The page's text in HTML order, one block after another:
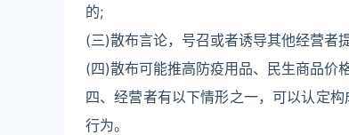
的;
(三)散布言论，号召或者诱导其他经营者
(四)散布可能推高防疫用品、民生商品价
四、经营者有以下情形之一，可以认定
行为。